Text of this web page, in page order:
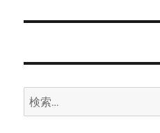
ー
ン
投
検
索: